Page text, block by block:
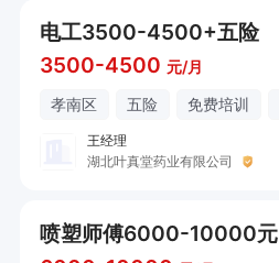
电工3500-4500+五险
3500-4500 元/月
孝南区 五险 免费培训
王经理
湖北叶真堂药业有限公司
喷塑师傅6000-10000元